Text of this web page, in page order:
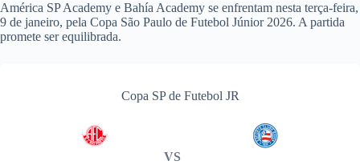
América SP Academy e Bahía Academy se enfrentam nesta terça-feira,
9 de janeiro, pela Copa São Paulo de Futebol Júnior 2026. A partida
promete ser equilibrada.
Copa SP de Futebol JR
VS